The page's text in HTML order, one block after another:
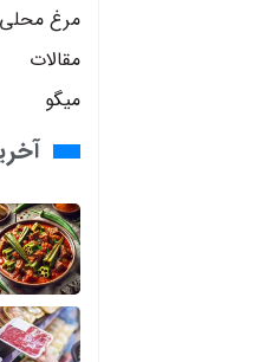
مرغ محلی
مقالات
میگو